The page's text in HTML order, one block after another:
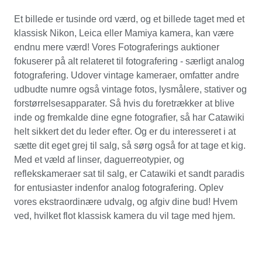
Et billede er tusinde ord værd, og et billede taget med et
klassisk Nikon, Leica eller Mamiya kamera, kan være
endnu mere værd! Vores Fotograferings auktioner
fokuserer på alt relateret til fotografering - særligt analog
fotografering. Udover vintage kameraer, omfatter andre
udbudte numre også vintage fotos, lysmålere, stativer og
forstørrelsesapparater. Så hvis du foretrækker at blive
inde og fremkalde dine egne fotografier, så har Catawiki
helt sikkert det du leder efter. Og er du interesseret i at
sætte dit eget grej til salg, så sørg også for at tage et kig.
Med et væld af linser, daguerreotypier, og
reflekskameraer sat til salg, er Catawiki et sandt paradis
for entusiaster indenfor analog fotografering. Oplev
vores ekstraordinære udvalg, og afgiv dine bud! Hvem
ved, hvilket flot klassisk kamera du vil tage med hjem.